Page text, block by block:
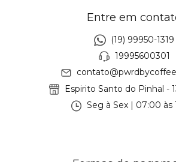
Entre em
(19) 99950-1319
19995600301
Espirito Santo do Pinhal -
Seg à Sex | 07:00 às